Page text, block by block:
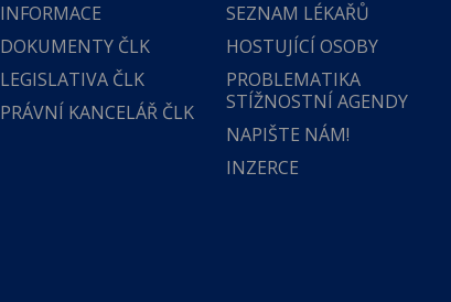
INFORMACE
DOKUMENTY ČLK
LEGISLATIVA ČLK
PRÁVNÍ KANCELÁŘ ČLK
SEZNAM LÉKAŘŮ
HOSTUJÍCÍ OSOBY
PROBLEMATIKA
STÍŽNOSTNÍ AGENDY
NAPIŠTE NÁM!
INZERCE